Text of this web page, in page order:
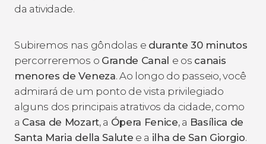
da atividade.
Subiremos nas gôndolas e durante 30 minutos
percorreremos o Grande Canal e os canais
menores de Veneza. Ao longo do passeio, você
admirará de um ponto de vista privilegiado
alguns dos principais atrativos da cidade, como
a Casa de Mozart, a Ópera Fenice, a Basílica de
Santa Maria della Salute e a ilha de San Giorgio.